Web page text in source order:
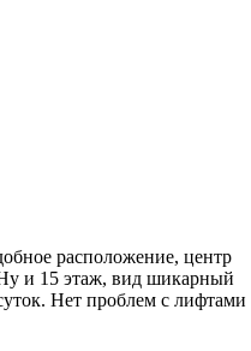
расположение, центр
и 15 этаж, вид шикарный
Нет проблем с лифтами